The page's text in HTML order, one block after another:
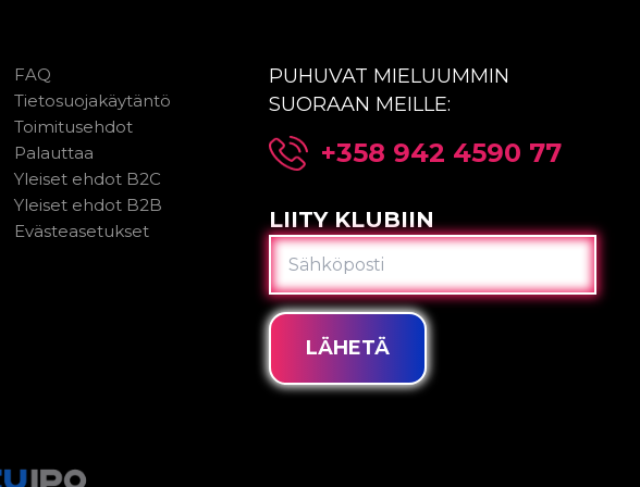
FAQ
Tietosuojakäytäntö
Toimitusehdot
Palauttaa
Yleiset ehdot B2C
Yleiset ehdot B2B
Evästeasetukset
PUHUVAT MIELUUMMIN
SUORAAN MEILLE:
+358 942 4590 77
LIITY KLUBIIN
SÄHKÖPOSTI
LÄHETÄ